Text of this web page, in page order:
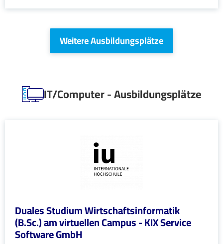
Weitere Ausbildungsplätze
IT/Computer - Ausbildungsplätze
Duales Studium Wirtschaftsinformatik
(B.Sc.) am virtuellen Campus - KIX Service
Software GmbH